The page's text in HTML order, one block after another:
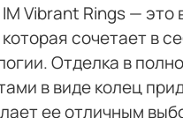
IM Vibrant Rings —
которая сочетает в
Отделка в
в виде колец
ее отличным